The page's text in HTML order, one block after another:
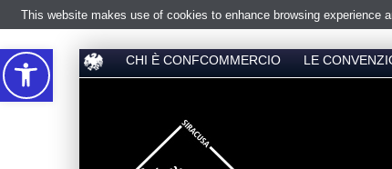
CHI È CONFCOMMERCIO LE
Accessibilità
This website makes use of cookies to enhance browsing experience